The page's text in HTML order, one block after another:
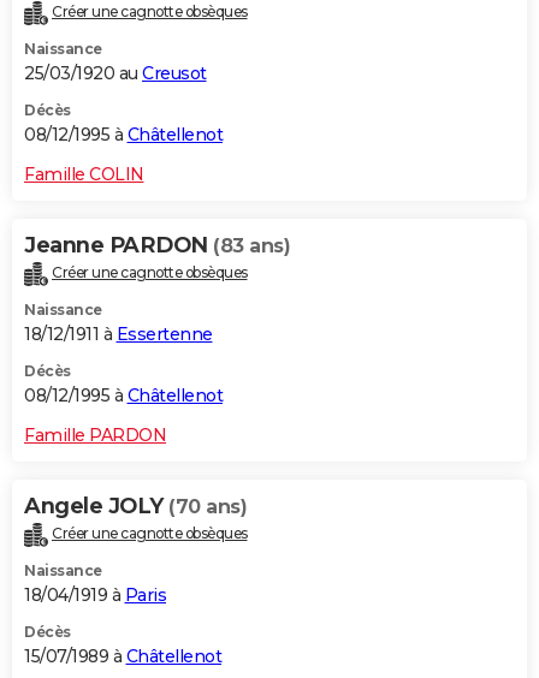
Créer une cagnotte obsèques
Naissance
25/03/1920 au Creusot
Décès
08/12/1995 à Châtellenot
Famille COLIN
Jeanne PARDON (83 ans)
Créer une cagnotte obsèques
Naissance
18/12/1911 à Essertenne
Décès
08/12/1995 à Châtellenot
Famille PARDON
Angele JOLY (70 ans)
Créer une cagnotte obsèques
Naissance
18/04/1919 à Paris
Décès
15/07/1989 à Châtellenot